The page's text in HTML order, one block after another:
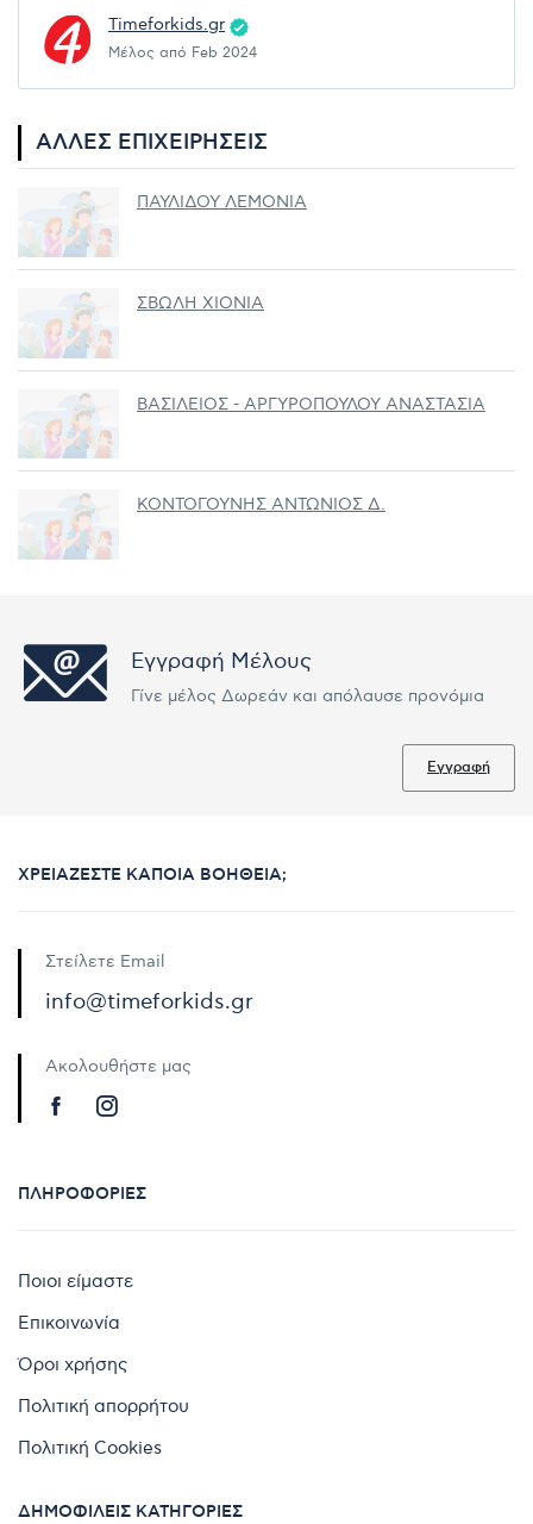
Timeforkids.gr
Μέλος από Feb 2024
ΆΛΛΕΣ ΕΠΙΧΕΙΡΉΣΕΙΣ
ΠΑΥΛΙΔΟΥ ΛΕΜΟΝΙΑ
ΣΒΩΛΗ ΧΙΟΝΙΑ
ΒΑΣΙΛΕΙΟΣ - ΑΡΓΥΡΟΠΟΥΛΟΥ ΑΝΑΣΤΑΣΙΑ
ΚΟΝΤΟΓΟΥΝΗΣ ΑΝΤΩΝΙΟΣ Δ.
Εγγραφή Μέλους
Γίνε μέλος Δωρεάν και απόλαυσε προνόμια
Εγγραφή
ΧΡΕΙΆΖΕΣΤΕ ΚΆΠΟΙΑ ΒΟΉΘΕΙΑ;
Στείλετε Email
info@timeforkids.gr
Ακολουθήστε μας
ΠΛΗΡΟΦΟΡΊΕΣ
Ποιοι είμαστε
Επικοινωνία
Όροι χρήσης
Πολιτική απορρήτου
Πολιτική Cookies
ΔΗΜΟΦΙΛΕΊΣ ΚΑΤΗΓΟΡΊΕΣ